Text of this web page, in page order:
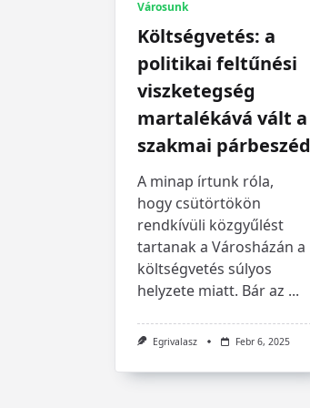
Városunk
Költségvetés: a
politikai feltűnési
viszketegség
martalékává vált a
szakmai párbeszéd
A minap írtunk róla,
hogy csütörtökön
rendkívüli közgyűlést
tartanak a Városházán a
költségvetés súlyos
helyzete miatt. Bár az ...
Egrivalasz Febr 6, 2025